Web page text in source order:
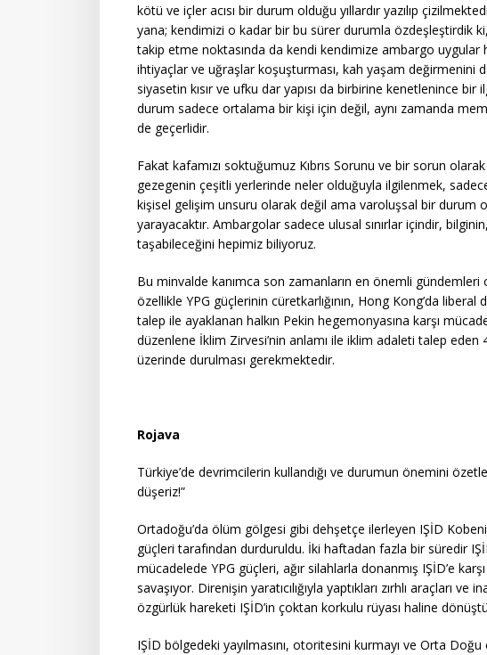
kötü ve içler acısı bir durum olduğu yıllardır yazılıp
yana; kendimizi o kadar bir bu sürer durumla özdeşleştirdik
takip etme noktasında da kendi kendimize ambargo uygular
ihtiyaçlar ve uğraşlar koşuşturması, kah yaşam değirmenini
siyasetin kısır ve ufku dar yapısı da birbirine kenetlenince
durum sadece ortalama bir kişi için değil, aynı zamanda
de geçerlidir.
Fakat kafamızı soktuğumuz Kıbrıs Sorunu ve bir sorun
gezegenin çeşitli yerlerinde neler olduğuyla ilgilenmek,
kişisel gelişim unsuru olarak değil ama varoluşsal bir durum
yarayacaktır. Ambargolar sadece ulusal sınırlar içindir,
taşabileceğini hepimiz biliyoruz.
Bu minvalde kanımca son zamanların en önemli gündemleri
özellikle YPG güçlerinin cüretkarlığının, Hong Kong’da liberal
talep ile ayaklanan halkın Pekin hegemonyasına karşı
düzenlene İklim Zirvesi’nin anlamı ile iklim adaleti talep eden
üzerinde durulması gerekmektedir.
Rojava
Türkiye’de devrimcilerin kullandığı ve durumun önemini
düşeriz!”
Ortadoğu’da ölüm gölgesi gibi dehşetçe ilerleyen IŞİD
güçleri tarafından durduruldu. İki haftadan fazla bir süredir
mücadelede YPG güçleri, ağır silahlarla donanmış IŞİD’e
savaşıyor. Direnişin yaratıcılığıyla yaptıkları zırhlı araçları
özgürlük hareketi IŞİD’in çoktan korkulu rüyası haline
IŞİD bölgedeki yayılmasını, otoritesini kurmayı ve Orta